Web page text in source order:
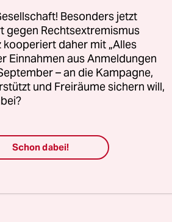
und vor
linke,
deren
unsere
Besonders jetzt
gegen Rechtsextremismus
daher mit „Alles
Einnahmen aus Anmeldungen
– an die Kampagne,
und Freiräume sichern will,
Schon dabei!